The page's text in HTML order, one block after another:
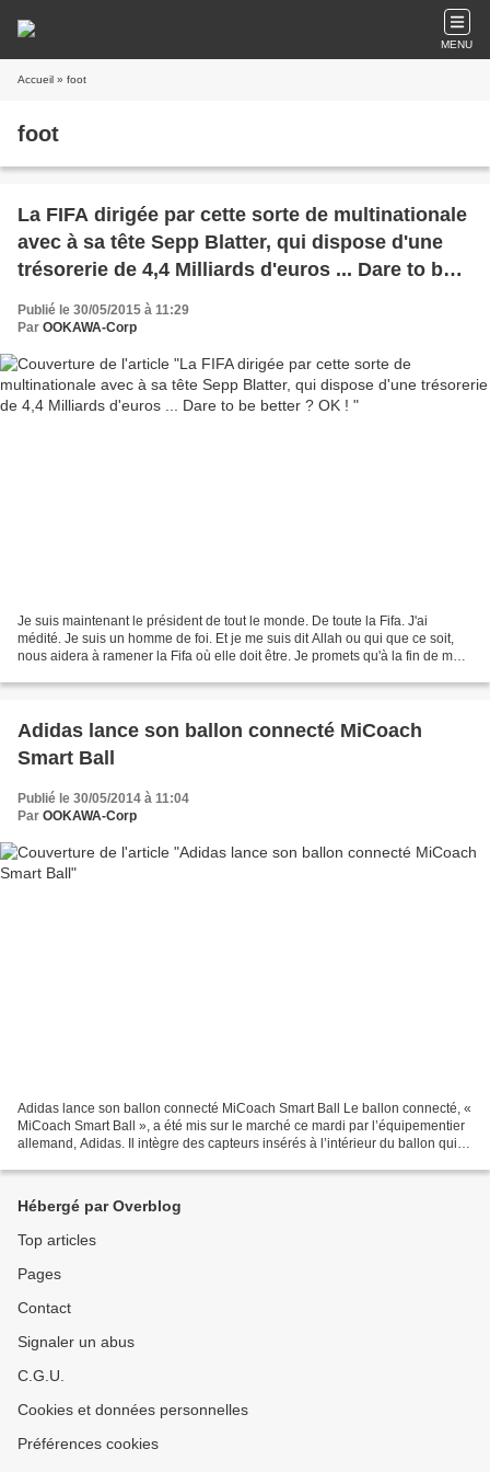
MENU
Accueil » foot
foot
La FIFA dirigée par cette sorte de multinationale
avec à sa tête Sepp Blatter, qui dispose d'une
trésorerie de 4,4 Milliards d'euros ... Dare to be
better ? OK !
Publié le 30/05/2015 à 11:29
Par OOKAWA-Corp
Je suis maintenant le président de tout le monde. De toute la Fifa. J'ai
médité. Je suis un homme de foi. Et je me suis dit Allah ou qui que ce soit,
nous aidera à ramener la Fifa où elle doit être. Je promets qu'à la fin de mon
Adidas lance son ballon connecté MiCoach
Smart Ball
Publié le 30/05/2014 à 11:04
Par OOKAWA-Corp
Adidas lance son ballon connecté MiCoach Smart Ball Le ballon connecté, «
MiCoach Smart Ball », a été mis sur le marché ce mardi par l’équipementier
allemand, Adidas. Il intègre des capteurs insérés à l’intérieur du ballon qui
Hébergé par Overblog
Top articles
Pages
Contact
Signaler un abus
C.G.U.
Cookies et données personnelles
Préférences cookies